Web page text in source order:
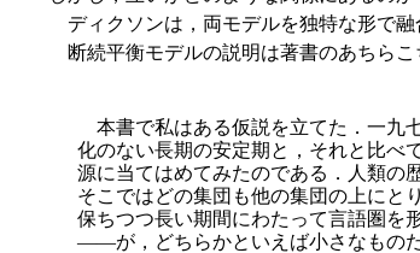
ディクソンは，両モデルを独特な形で融
断続平衡モデルの説明は著書のあちらこ
本書で私はある仮説を立てた．一九
化のない長期の安定期と，それと比べ
源に当てはめてみたのである．人類の
そこではどの集団も他の集団の上にと
保ちつつ長い期間にわたって言語圏を
――が，どちらかといえば小さなもの